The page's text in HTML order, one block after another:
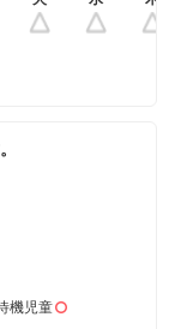
機児童